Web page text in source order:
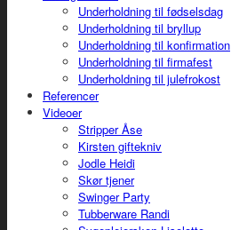
Underholdning til fødselsdag
Underholdning til bryllup
Underholdning til konfirmation
Underholdning til firmafest
Underholdning til julefrokost
Referencer
Videoer
Stripper Åse
Kirsten giftekniv
Jodle Heidi
Skør tjener
Swinger Party
Tubberware Randi